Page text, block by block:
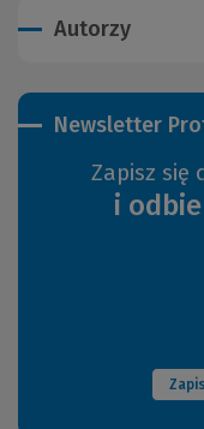
Autorzy
Newsletter
Zapisz się
i